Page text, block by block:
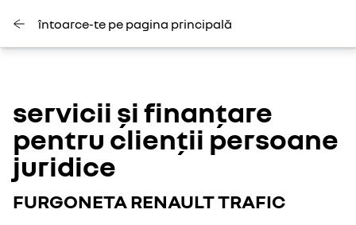
întoarce-te pe pagina principală
servicii și finanțare
pentru clienții persoane
juridice
FURGONETA RENAULT TRAFIC